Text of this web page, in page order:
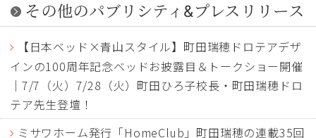
その他のパブリシティ&プレスリリース
【日本ベッド×青山スタイル】町田瑞穂ドロテアデザ
インの100周年記念ベッドお披露目＆トークショー開催
｜7/7（火）7/28（火）町田ひろ子校長・町田瑞穂ドロ
テア先生登壇！
ミサワホーム発行「HomeClub」町田瑞穂の連載35回